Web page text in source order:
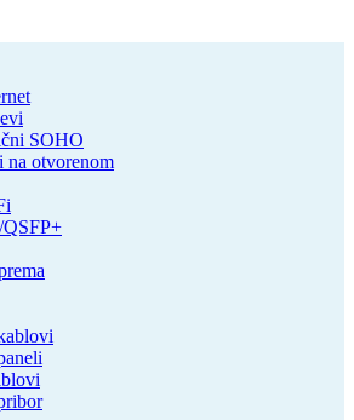
SOHO
na otvorenom
QSFP+